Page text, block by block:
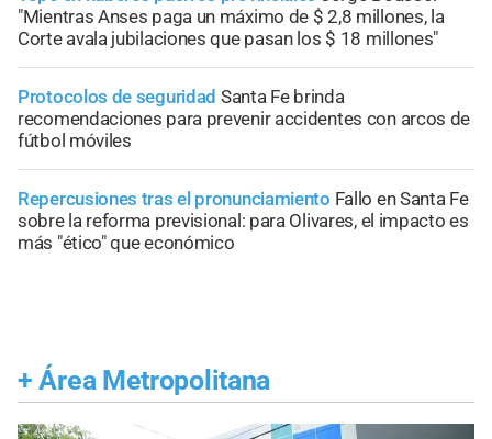
"Mientras Anses paga un máximo de $ 2,8 millones, la
Corte avala jubilaciones que pasan los $ 18 millones"
Protocolos de seguridad Santa Fe brinda
recomendaciones para prevenir accidentes con arcos de
fútbol móviles
Repercusiones tras el pronunciamiento Fallo en Santa Fe
sobre la reforma previsional: para Olivares, el impacto es
más "ético" que económico
+ Área Metropolitana